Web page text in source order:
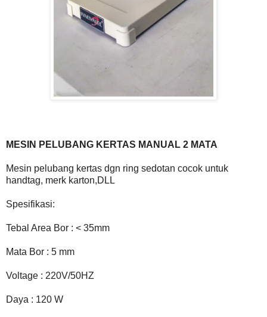
MESIN PELUBANG KERTAS MANUAL 2 MATA
Mesin pelubang kertas dgn ring sedotan cocok untuk
handtag, merk karton,DLL
Spesifikasi:
Tebal Area Bor : < 35mm
Mata Bor : 5 mm
Voltage : 220V/50HZ
Daya : 120 W